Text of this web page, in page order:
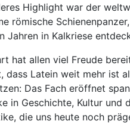
Highlight war der
römische
Jahren in Kalkriese
hat allen viel Freude
dass Latein weit mehr ist
Das Fach eröffnet
in Geschichte, Kultur und
die uns heute noch